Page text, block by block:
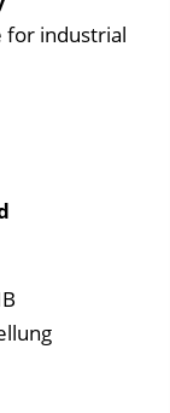
for industrial